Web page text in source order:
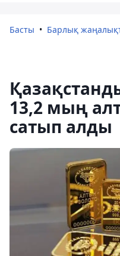
Басты Барлық
13,2 мың
сатып алды